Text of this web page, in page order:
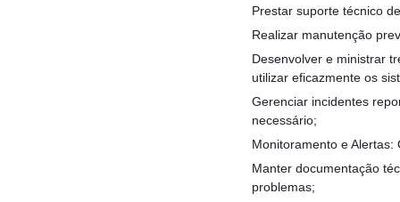
Prestar suporte técnico
Realizar manutenção
Desenvolver e ministrar
utilizar eficazmente os
Gerenciar incidentes
necessário;
Monitoramento e
Manter documentação
problemas;